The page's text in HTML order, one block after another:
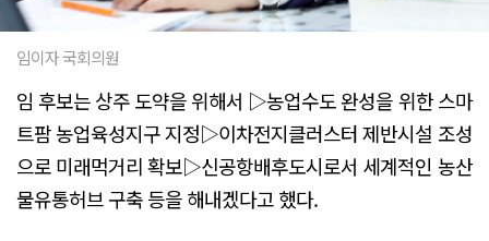
임이자 국회의원
임 후보는 상주 도약을 위해서 ▷농업수도 완성을 위한 스마
트팜 농업육성지구 지정▷이차전지클러스터 제반시설 조성
으로 미래먹거리 확보▷신공항배후도시로서 세계적인 농산
물유통허브 구축 등을 해내겠다고 했다.